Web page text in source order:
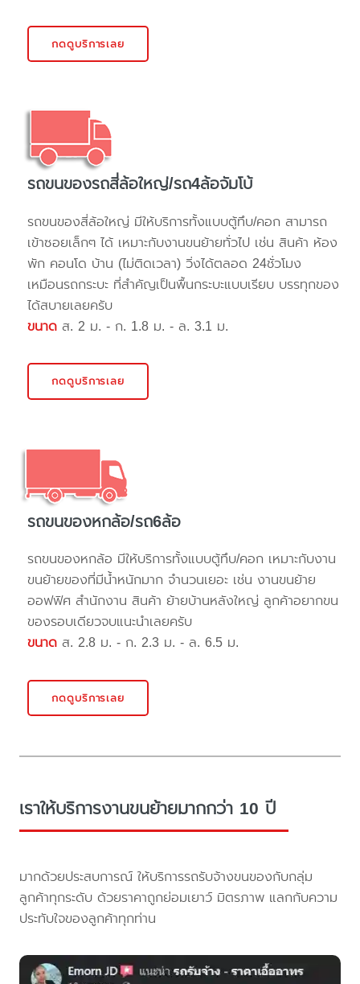
กดดูบริการเลย
รถขนของรถสี่ล้อใหญ่/รถ4ล้อจัมโบ้
รถขนของสี่ล้อใหญ่ มีให้บริการทั้งแบบตู้ทึบ/คอก สามารถ
เข้าซอยเล็กๆ ได้ เหมาะกับงานขนย้ายทั่วไป เช่น สินค้า ห้อง
พัก คอนโด บ้าน (ไม่ติดเวลา) วิ่งได้ตลอด 24ชั่วโมง
เหมือนรถกระบะ ที่สำคัญเป็นพื้นกระบะแบบเรียบ บรรทุกของ
ได้สบายเลยครับ
ขนาด ส. 2 ม. - ก. 1.8 ม. - ล. 3.1 ม.
กดดูบริการเลย
รถขนของหกล้อ/รถ6ล้อ
รถขนของหกล้อ มีให้บริการทั้งแบบตู้ทึบ/คอก เหมาะกับงาน
ขนย้ายของที่มีน้ำหนักมาก จำนวนเยอะ เช่น งานขนย้าย
ออฟฟิศ สำนักงาน สินค้า ย้ายบ้านหลังใหญ่ ลูกค้าอยากขน
ของรอบเดียวจบแนะนำเลยครับ
ขนาด ส. 2.8 ม. - ก. 2.3 ม. - ล. 6.5 ม.
กดดูบริการเลย
เราให้บริการงานขนย้ายมากกว่า 10 ปี
มากด้วยประสบการณ์ ให้บริการรถรับจ้างขนของกับกลุ่ม
ลูกค้าทุกระดับ ด้วยราคาถูกย่อมเยาว์ มิตรภาพ แลกกับความ
ประทับใจของลูกค้าทุกท่าน